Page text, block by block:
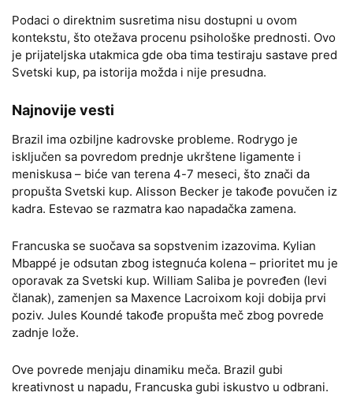
Podaci o direktnim susretima nisu dostupni u ovom
kontekstu, što otežava procenu psihološke prednosti. Ovo
je prijateljska utakmica gde oba tima testiraju sastave pred
Svetski kup, pa istorija možda i nije presudna.
Najnovije vesti
Brazil ima ozbiljne kadrovske probleme. Rodrygo je
isključen sa povredom prednje ukrštene ligamente i
meniskusa – biće van terena 4-7 meseci, što znači da
propušta Svetski kup. Alisson Becker je takođe povučen iz
kadra. Estevao se razmatra kao napadačka zamena.
Francuska se suočava sa sopstvenim izazovima. Kylian
Mbappé je odsutan zbog istegnuća kolena – prioritet mu je
oporavak za Svetski kup. William Saliba je povređen (levi
članak), zamenjen sa Maxence Lacroixom koji dobija prvi
poziv. Jules Koundé takođe propušta meč zbog povrede
zadnje lože.
Ove povrede menjaju dinamiku meča. Brazil gubi
kreativnost u napadu, Francuska gubi iskustvo u odbrani.